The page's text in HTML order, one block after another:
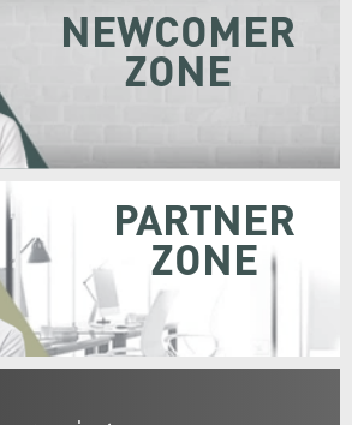
NEWCOMER
ZONE
PARTNER
ZONE